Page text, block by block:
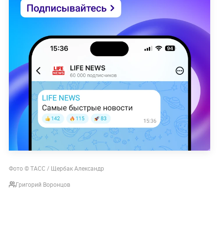
Фото © ТАСС / Щербак Александр
Григорий Воронцов